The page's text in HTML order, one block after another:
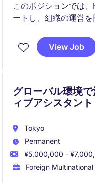
このポジションでは
ートし、組織の運営
指していただきます。
View Job
グローバル環境
ィブアシスタント
Tokyo
Permanent
¥5,000,000 -
Foreign Multinational